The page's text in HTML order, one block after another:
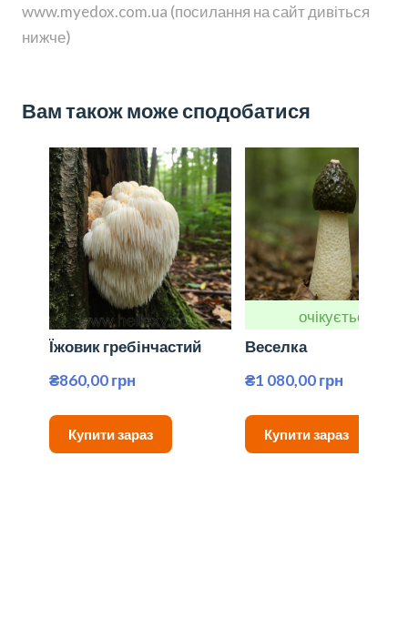
www.myedox.com.ua (посилання на сайт дивіться
нижче)
Вам також може сподобатися
Їжовик гребінчастий
₴860,00 грн
Купити зараз
очікується
Веселка
₴1 080,00 грн
Купити зараз